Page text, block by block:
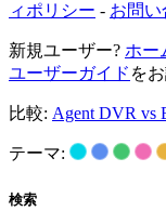
ィポリシー - お問
新規ユーザー? ホー
ユーザーガイド を
比較: Agent DVR vs
テーマ:
検索